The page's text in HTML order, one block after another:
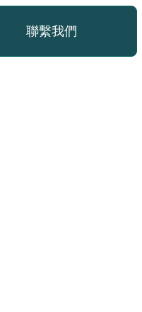
聯繫我們